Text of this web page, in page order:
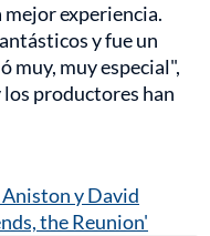
experiencia.
y fue un
muy, muy especial",
los productores han
y David
the Reunion'